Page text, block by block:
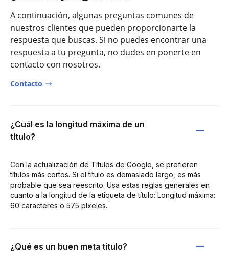
A continuación, algunas preguntas comunes de
nuestros clientes que pueden proporcionarte la
respuesta que buscas. Si no puedes encontrar una
respuesta a tu pregunta, no dudes en ponerte en
contacto con nosotros.
Contacto
¿Cuál es la longitud máxima de un
título?
Con la actualización de Títulos de Google, se prefieren
títulos más cortos. Si el título es demasiado largo, es más
probable que sea reescrito. Usa estas reglas generales en
cuanto a la longitud de la etiqueta de título: Longitud máxima:
60 caracteres o 575 píxeles.
¿Qué es un buen meta título?